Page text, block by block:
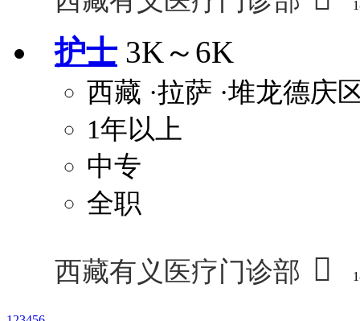
护士 3K～6K
西藏 ·拉萨 ·堆龙德庆
1年以上
中专
全职
西藏有义医疗门诊部 